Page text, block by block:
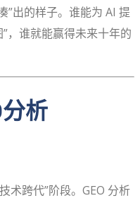
”出的样子。谁能为 AI 提
，谁就能赢得未来十年的
析
术跨代”阶段。GEO 分析